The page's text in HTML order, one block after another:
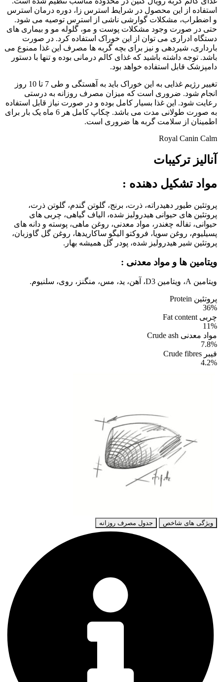
استفاده از این محصول در شرایط استرس زا، دوره درمان استرس
و اضطراب، مشکلات گوارشی ناشی از استرس توصیه می شود.
حتی در صورت وجود مشکلات پوست و مو، گلوله مو و بیماری های
دستگاه ادراری می توان از این خوراک استفاده کرد. در صورت
بارداری، شیردهی و نیز برای بچه گربه ها مصرف این غذا ممنوع می
باشد. توجه داشته باشید که غذای کالم درمانی بوده و تنها با دستور
دامپزشک قابل استفاده خواهد بود.
تغییر رژیم غذایی به این خوراک باید به آهستگی و طی 7 تا 10 روز
انجام شود. ضروری است که میزان مصرف روزانه به درستی
رعایت شود. این غذا بسیار کامل بوده و در صورت نیاز قابل استفاده
به صورت طولانی مدت می باشد. چکاپ کامل هر 6 ماه یک بار برای
اطمینان از سلامت گربه ها ضروری است.
Royal Canin Calm
آنالیز ترکیبات
مواد تشکیل دهنده :
پروتئین طیور دهیدراته، ذرت، برنج، گلوتن گندم، گلوتن ذرت،
پروتئین های حیوانی هیدرولیز شده، الیاف گیاهی، چربی های
حیوانی، تفاله چغندر، مواد معدنی، روغن ماهی، پوسته و دانه های
پسیلیوم، روغن سویا، فروکتو الیگو ساکاریدها، روغن گل گاوزبان،
پروتئین شیر هیدرولیز شده، پودر گل همیشه بهار.
ویتامین ها و مواد معدنی :
ویتامین A، ویتامین D3، آهن، ید، مس، منگنز، روی، سلنیوم.
پروتئین Protein
36%
چربی Fat content
11%
مواد معدنی Crude ash
7.8%
فیبر Crude fibres
4.2%
ویژگی های شاخص جدول مصرف روزانه